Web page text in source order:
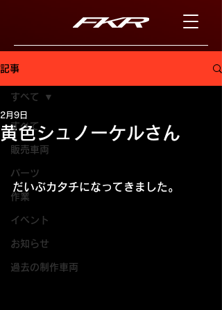
記事
すべて
販売車両
パーツ
作業
イベント
お知らせ
過去の制作車両
すべて
黄色シュノーケルさん
2月9日
だいぶカタチになってきました。